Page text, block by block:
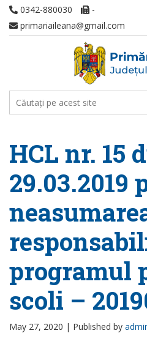
0342-880030
-
primariaileana@gmail.com
HCL nr. 15
29.03.2019
programul
scoli –
May 27, 2020 | Published by